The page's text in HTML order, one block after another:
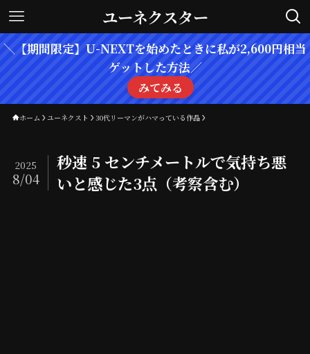
ユーネクスター
＼【期間限定】U-NEXTを始めたときに私が2,600円相当
ゲットした方法／
みてみる
ホーム ユーネクスト 30代リーマンがハマっている作品
秒速 5 センチメートルで気持ち悪
いと感じた3点（考察含む）
2025
8/04